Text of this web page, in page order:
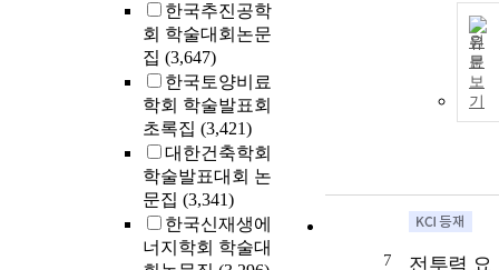
한국추진공학
회 학술대회논문
집 (3,647)
한국토양비료
학회 학술발표회
초록집 (3,421)
대한건축학회
학술발표대회 논
문집 (3,341)
한국신재생에
너지학회 학술대
원
문
보
기
7
전투력 요